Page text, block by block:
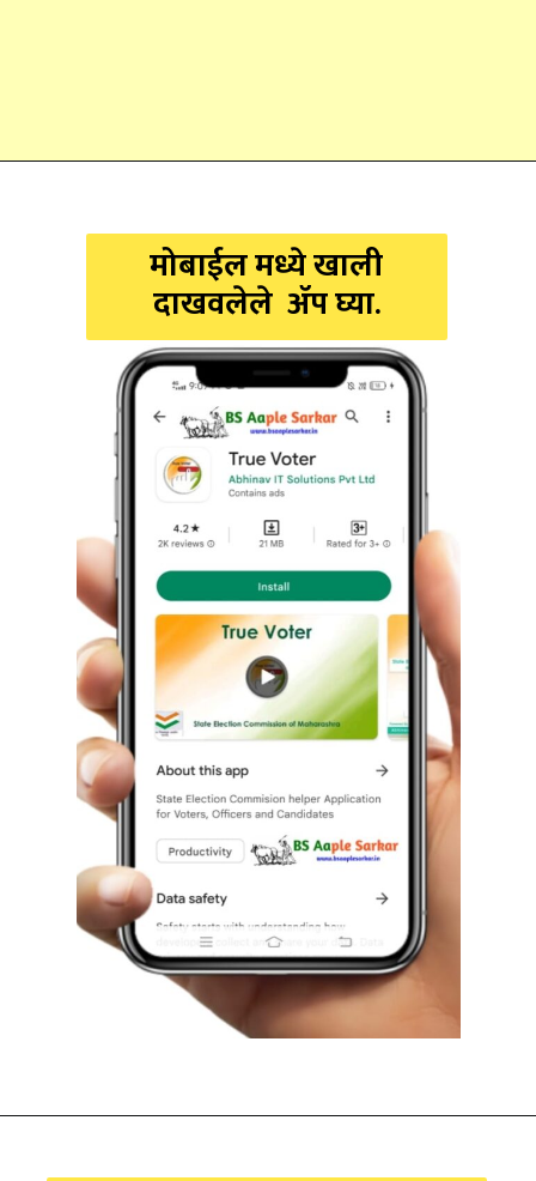
मोबाईल मध्ये खाली
दाखवलेले ॲप घ्या.